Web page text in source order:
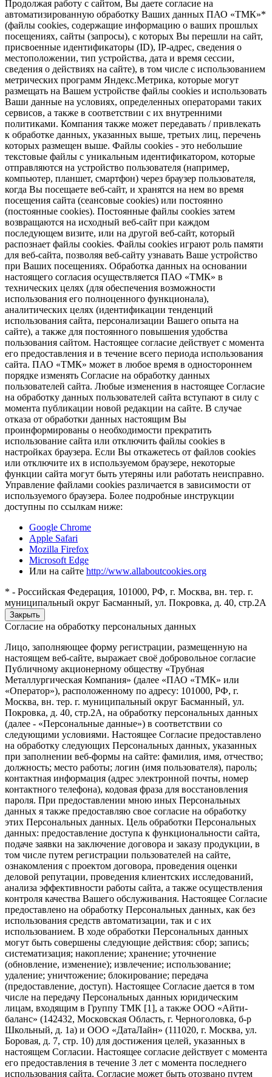
Продолжая работу с сайтом, Вы даете согласие на
автоматизированную обработку Ваших данных ПАО «ТМК»*
(файлы cookies, содержащие информацию о ваших прошлых
посещениях, сайты (запросы), с которых Вы перешли на сайт,
присвоенные идентификаторы (ID), IP-адрес, сведения о
местоположении, тип устройства, дата и время сессии,
сведения о действиях на сайте), в том числе с использованием
метрических программ Яндекс.Метрика, которые могут
размещать на Вашем устройстве файлы cookies и использовать
Ваши данные на условиях, определенных операторами таких
сервисов, а также в соответствии с их внутренними
политиками. Компания также может передавать / привлекать
к обработке данных, указанных выше, третьих лиц, перечень
которых размещен выше. Файлы cookies - это небольшие
текстовые файлы с уникальным идентификатором, которые
отправляются на устройство пользователя (например,
компьютер, планшет, смартфон) через браузер пользователя,
когда Вы посещаете веб-сайт, и хранятся на нем во время
посещения сайта (сеансовые cookies) или постоянно
(постоянные cookies). Постоянные файлы cookies затем
возвращаются на исходный веб-сайт при каждом
последующем визите, или на другой веб-сайт, который
распознает файлы cookies. Файлы cookies играют роль памяти
для веб-сайта, позволяя веб-сайту узнавать Ваше устройство
при Ваших посещениях. Обработка данных на основании
настоящего согласия осуществляется ПАО «ТМК» в
технических целях (для обеспечения возможности
использования его полноценного функционала),
аналитических целях (идентификации тенденций
использования сайта, персонализации Вашего опыта на
сайте), а также для постоянного повышения удобства
пользования сайтом. Настоящее согласие действует с момента
его предоставления и в течение всего периода использования
сайта. ПАО «ТМК» может в любое время в одностороннем
порядке изменять Согласие на обработку данных
пользователей сайта. Любые изменения в настоящее Согласие
на обработку данных пользователей сайта вступают в силу с
момента публикации новой редакции на сайте. В случае
отказа от обработки данных настоящим Вы
проинформированы о необходимости прекратить
использование сайта или отключить файлы cookies в
настройках браузера. Если Вы откажетесь от файлов cookies
или отключите их в используемом браузере, некоторые
функции сайта могут быть утеряны или работать неисправно.
Управление файлами cookies различается в зависимости от
используемого браузера. Более подробные инструкции
доступны по ссылкам ниже:
Google Chrome
Apple Safari
Mozilla Firefox
Microsoft Edge
Или на сайте http://www.allaboutcookies.org
* - Российская Федерация, 101000, РФ, г. Москва, вн. тер. г.
муниципальный округ Басманный, ул. Покровка, д. 40, стр.2А
Закрыть
Согласие на обработку персональных данных
Лицо, заполняющее форму регистрации, размещенную на
настоящем веб-сайте, выражает своё добровольное согласие
Публичному акционерному обществу «Трубная
Металлургическая Компания» (далее «ПАО «ТМК» или
«Оператор»), расположенному по адресу: 101000, РФ, г.
Москва, вн. тер. г. муниципальный округ Басманный, ул.
Покровка, д. 40, стр.2А, на обработку персональных данных
(далее - «Персональные данные») в соответствии со
следующими условиями. Настоящее Согласие предоставлено
на обработку следующих Персональных данных, указанных
при заполнении веб-формы на сайте: фамилия, имя, отчество;
должность; место работы; логин (имя пользователя), пароль;
контактная информация (адрес электронной почты, номер
контактного телефона), кодовая фраза для восстановления
пароля. При предоставлении мною иных Персональных
данных я также предоставляю свое согласие на обработку
этих Персональных данных. Цель обработки Персональных
данных: предоставление доступа к функциональности сайта,
подаче заявки на заключение договора и заказу продукции, в
том числе путем регистрации пользователей на сайте,
ознакомления с проектом договора, проведения оценки
деловой репутации, проведения клиентских исследований,
анализа эффективности работы сайта, а также осуществления
контроля качества Вашего обслуживания. Настоящее Согласие
предоставлено на обработку Персональных данных, как без
использования средств автоматизации, так и с их
использованием. В ходе обработки Персональных данных
могут быть совершены следующие действия: сбор; запись;
систематизация; накопление; хранение; уточнение
(обновление, изменение); извлечение; использование;
удаление; уничтожение; блокирование; передача
(предоставление, доступ). Настоящее Согласие дается в том
числе на передачу Персональных данных юридическим
лицам, входящим в Группу ТМК [1], а также ООО «Айти-
баланс» (142432, Московская Область, г. Черноголовка, б-р
Школьный, д. 1а) и ООО «ДатаЛайн» (111020, г. Москва, ул.
Боровая, д. 7, стр. 10) для достижения целей, указанных в
настоящем Согласии. Настоящее согласие действует с момента
его предоставления в течение 3 лет с момента последнего
использования сайта. Согласие может быть отозвано путем